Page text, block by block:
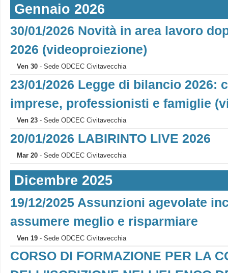
Gennaio 2026
30/01/2026 Novità in area lavoro
2026 (videoproiezione)
Ven 30- Sede ODCEC Civitavecchia
23/01/2026 Legge di bilancio 2026:
imprese, professionisti e famiglie
Ven 23- Sede ODCEC Civitavecchia
20/01/2026 LABIRINTO LIVE 2026
Mar 20- Sede ODCEC Civitavecchia
Dicembre 2025
19/12/2025 Assunzioni agevolate
assumere meglio e risparmiare
Ven 19- Sede ODCEC Civitavecchia
CORSO DI FORMAZIONE PER LA